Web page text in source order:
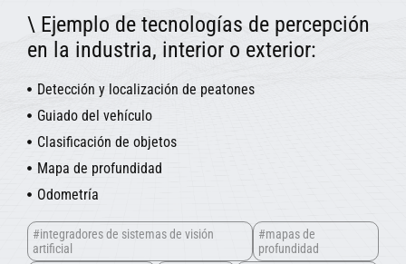
\ Ejemplo de tecnologías de percepción
en la industria, interior o exterior:
Detección y localización de peatones
Guiado del vehículo
Clasificación de objetos
Mapa de profundidad
Odometría
#integradores de sistemas de visión
artificial
#mapas de
profundidad